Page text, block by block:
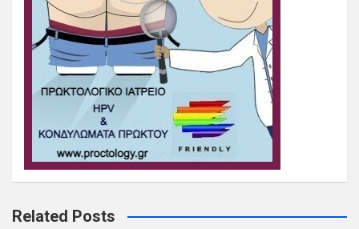
Related Posts